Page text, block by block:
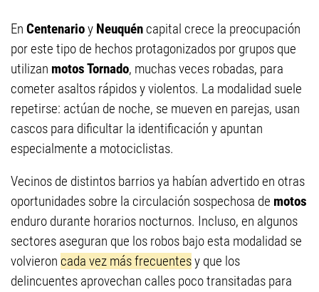
En Centenarioy Neuquén capital crece la preocupación
por este tipo de hechos protagonizados por grupos que
utilizan motos Tornado, muchas veces robadas, para
cometer asaltos rápidos y violentos. La modalidad suele
repetirse: actúan de noche, se mueven en parejas, usan
cascos para dificultar la identificación y apuntan
especialmente a motociclistas.
Vecinos de distintos barrios ya habían advertido en otras
oportunidades sobre la circulación sospechosa de motos
enduro durante horarios nocturnos. Incluso, en algunos
sectores aseguran que los robos bajo esta modalidad se
volvieron cada vez más frecuentesy que los
delincuentes aprovechan calles poco transitadas para